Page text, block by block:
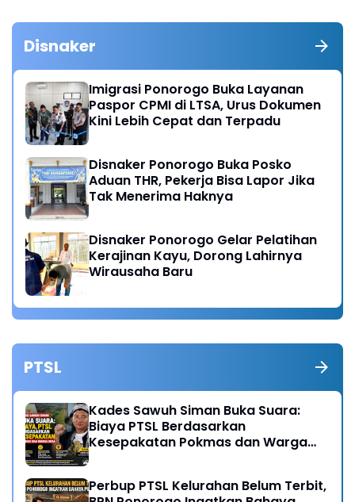
Disnaker
Imigrasi Ponorogo Buka Layanan
Paspor CPMI di LTSA, Urus Dokumen
Kini Lebih Cepat dan Terpadu
Disnaker Ponorogo Buka Posko
Aduan THR, Pekerja Bisa Lapor Jika
Tak Menerima Haknya
Disnaker Ponorogo Gelar Pelatihan
Kerajinan Kayu, Dorong Lahirnya
Wirausaha Baru
PTSL
Kades Sawuh Siman Buka Suara:
Biaya PTSL Berdasarkan
Kesepakatan Pokmas dan Warga
Perbup PTSL Kelurahan Belum Terbit,